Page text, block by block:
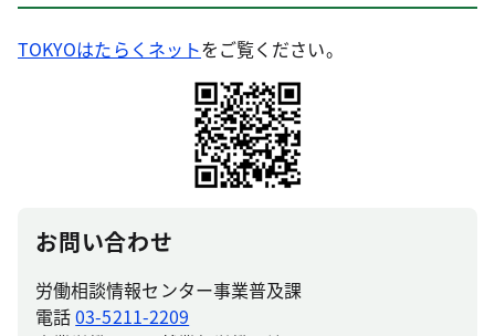
TOKYOはたらくネットをご覧ください。
お問い合わせ
労働相談情報センター事業普及課
電話03-5211-2209